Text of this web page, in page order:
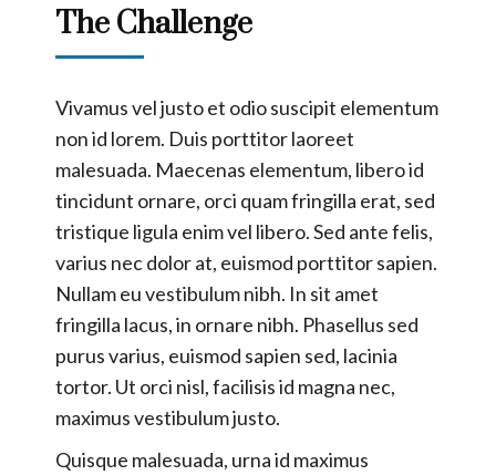
The Challenge
Vivamus vel justo et odio suscipit elementum
non id lorem. Duis porttitor laoreet
malesuada. Maecenas elementum, libero id
tincidunt ornare, orci quam fringilla erat, sed
tristique ligula enim vel libero. Sed ante felis,
varius nec dolor at, euismod porttitor sapien.
Nullam eu vestibulum nibh. In sit amet
fringilla lacus, in ornare nibh. Phasellus sed
purus varius, euismod sapien sed, lacinia
tortor. Ut orci nisl, facilisis id magna nec,
maximus vestibulum justo.
Quisque malesuada, urna id maximus